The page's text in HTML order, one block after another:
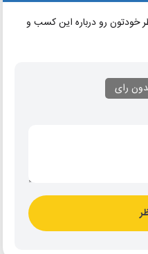
خودتون رو درباره این کسب و
رای